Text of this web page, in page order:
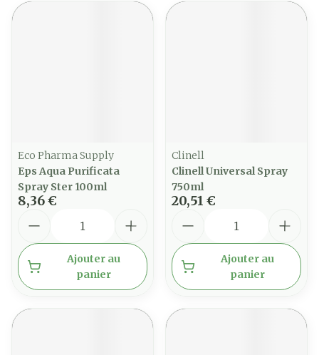
Eco Pharma Supply
Eps Aqua Purificata
Spray Ster 100ml
8,36 €
Ajouter au
panier
Clinell
Clinell Universal Spray
750ml
20,51 €
Ajouter au
panier